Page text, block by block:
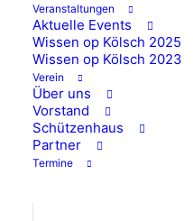
Veranstaltungen
Aktuelle Events
Wissen op Kölsch 2025
Wissen op Kölsch 2023
Verein
Über uns
Vorstand
Schützenhaus
Partner
Termine
Das Schützenhaus ist
– Trainingsbetrieb ist
Datum und
08.11.2025 um 18:00